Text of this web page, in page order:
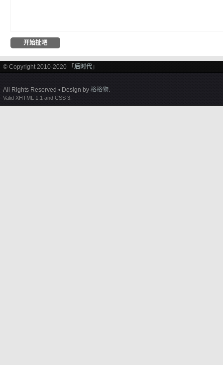
© Copyright 2010-2020 「 后时代 」
All Rights Reserved • Design by 格格物.
Valid XHTML 1.1 and CSS 3.